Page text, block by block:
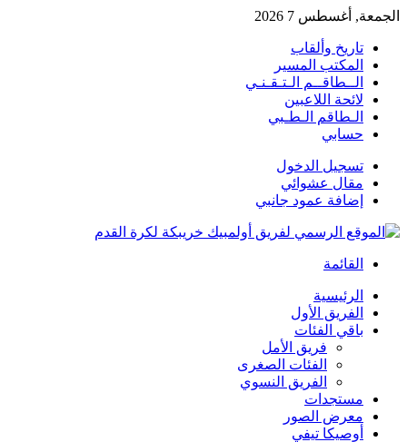
الجمعة, أغسطس 7 2026
تاريخ وألقاب
المكتب المسير
الــطاقــم الـتـقـنـي
لائحة اللاعبين
الـطاقم الـطـبي
حسابي
تسجيل الدخول
مقال عشوائي
إضافة عمود جانبي
القائمة
الرئيسية
الفريق الأول
باقي الفئات
فريق الأمل
الفئات الصغرى
الفريق النسوي
مستجدات
معرض الصور
أوصيكا تيفي